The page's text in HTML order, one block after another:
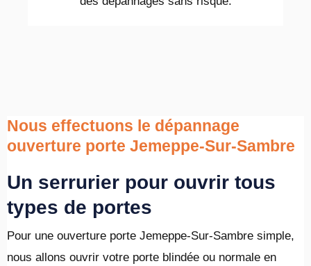
Nous effectuons le dépannage
ouverture porte Jemeppe-Sur-Sambre
Un serrurier pour ouvrir tous
types de portes
Pour une ouverture porte Jemeppe-Sur-Sambre simple,
nous allons ouvrir votre porte blindée ou normale en